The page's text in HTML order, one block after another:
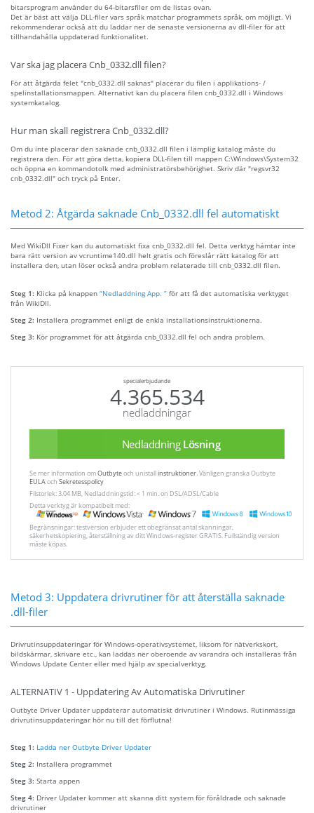
bitarsprogram använder du 64-bitarsfiler om de listas ovan.
Det är bäst att välja DLL-filer vars språk matchar programmets språk, om möjligt. Vi
rekommenderar också att du laddar ner de senaste versionerna av dll-filer för att
tillhandahålla uppdaterad funktionalitet.
Var ska jag placera Cnb_0332.dll filen?
För att åtgärda felet "cnb_0332.dll saknas" placerar du filen i applikations- /
spelinstallationsmappen. Alternativt kan du placera filen cnb_0332.dll i Windows
systemkatalog.
Hur man skall registrera Cnb_0332.dll?
Om du inte placerar den saknade cnb_0332.dll filen i lämplig katalog måste du
registrera den. För att göra detta, kopiera DLL-filen till mappen C:\Windows\System32
och öppna en kommandotolk med administratörsbehörighet. Skriv där "regsvr32
cnb_0332.dll" och tryck på Enter.
Metod 2: Åtgärda saknade Cnb_0332.dll fel automatiskt
Med WikiDll Fixer kan du automatiskt fixa cnb_0332.dll fel. Detta verktyg hämtar inte
bara rätt version av vcruntime140.dll helt gratis och föreslår rätt katalog för att
installera den, utan löser också andra problem relaterade till cnb_0332.dll filen.
Steg 1: Klicka på knappen “Nedladdning App. ” för att få det automatiska verktyget
från WikiDll.
Steg 2: Installera programmet enligt de enkla installationsinstruktionerna.
Steg 3: Kör programmet för att åtgärda cnb_0332.dll fel och andra problem.
specialerbjudande
4.365.534
nedladdningar
Nedladdning Lösning
Se mer information omOutbyteoch unistallinstruktioner. Vänligen granska Outbyte
EULAoch Sekretesspolicy
Filstorlek: 3.04 MB, Nedladdningstid: < 1 min. on DSL/ADSL/Cable
Detta verktyg är kompatibelt med:
Begränsningar: testversion erbjuder ett obegränsat antal skanningar,
säkerhetskopiering, återställning av ditt Windows-register GRATIS. Fullständig version
måste köpas.
Metod 3: Uppdatera drivrutiner för att återställa saknade
.dll-filer
Drivrutinsuppdateringar för Windows-operativsystemet, liksom för nätverkskort,
bildskärmar, skrivare etc., kan laddas ner oberoende av varandra och installeras från
Windows Update Center eller med hjälp av specialverktyg.
ALTERNATIV 1 - Uppdatering Av Automatiska Drivrutiner
Outbyte Driver Updater uppdaterar automatiskt drivrutiner i Windows. Rutinmässiga
drivrutinsuppdateringar hör nu till det förflutna!
Steg 1: Ladda ner Outbyte Driver Updater
Steg 2: Installera programmet
Steg 3: Starta appen
Steg 4: Driver Updater kommer att skanna ditt system för föråldrade och saknade
drivrutiner